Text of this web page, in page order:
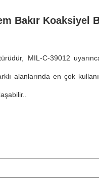
Bakır Koaksiyel
MIL-C-39012
alanlarında en çok